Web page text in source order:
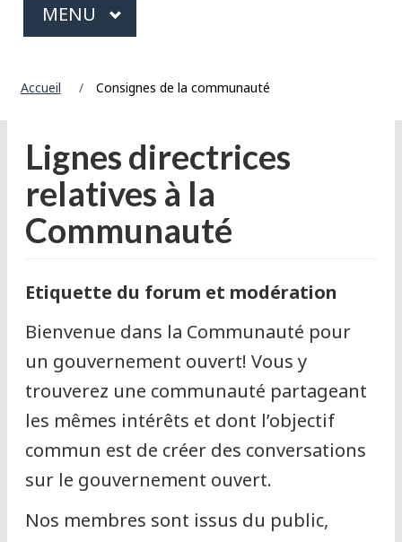
e
n
d
u
e
MAIN
MENU
Accueil Consignes de la communauté
Lignes directrices
relatives à la
Communauté
Etiquette du forum et modération
Bienvenue dans la Communauté pour
un gouvernement ouvert! Vous y
trouverez une communauté partageant
les mêmes intérêts et dont l’objectif
commun est de créer des conversations
sur le gouvernement ouvert.
Nos membres sont issus du public,